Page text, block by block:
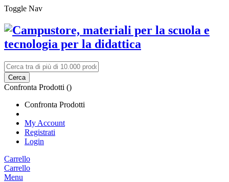
Toggle Nav
Cerca
Confronta Prodotti ()
Confronta Prodotti
My Account
Registrati
Login
Carrello
Carrello
Menu